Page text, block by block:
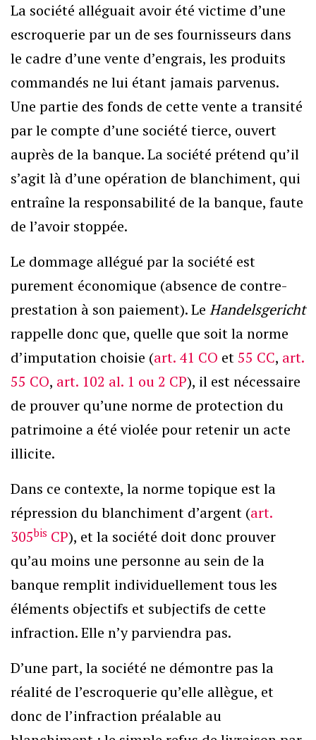
La société alléguait avoir été victime d’une
escroquerie par un de ses fournisseurs dans
le cadre d’une vente d’engrais, les produits
commandés ne lui étant jamais parvenus.
Une partie des fonds de cette vente a transité
par le compte d’une société tierce, ouvert
auprès de la banque. La société prétend qu’il
s’agit là d’une opération de blanchiment, qui
entraîne la responsabilité de la banque, faute
de l’avoir stoppée.
Le dommage allégué par la société est
purement économique (absence de contre-
prestation à son paiement). Le Handelsgericht
rappelle donc que, quelle que soit la norme
d’imputation choisie (art. 41 CO et55 CC, art.
55 CO, art. 102 al. 1 ou 2 CP), il est nécessaire
de prouver qu’une norme de protection du
patrimoine a été violée pour retenir un acte
illicite.
Dans ce contexte, la norme topique est la
répression du blanchiment d’argent (art.
305bis CP), et la société doit donc prouver
qu’au moins une personne au sein de la
banque remplit individuellement tous les
éléments objectifs et subjectifs de cette
infraction. Elle n’y parviendra pas.
D’une part, la société ne démontre pas la
réalité de l’escroquerie qu’elle allègue, et
donc de l’infraction préalable au